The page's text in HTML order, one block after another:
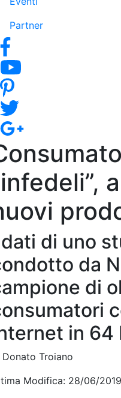
Partner
di uno
da
di
in 64
Troiano
Modifica: 28/06/2019